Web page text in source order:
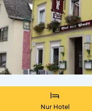
Nur Hotel